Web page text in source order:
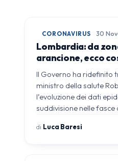
CORONAVIRUS 30
Lombardia: da
arancione, ecco
Il Governo ha ridefinito
ministro della salute
l’evoluzione dei dati
suddivisione nelle fasce
di Luca Baresi